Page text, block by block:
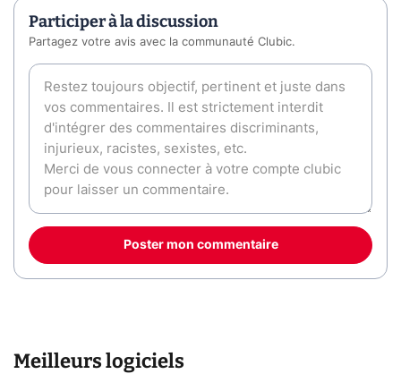
Participer à la discussion
Partagez votre avis avec la communauté Clubic.
Poster mon commentaire
Meilleurs logiciels